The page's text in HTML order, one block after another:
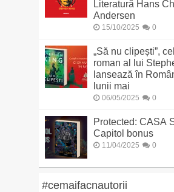
Literatură Hans
Andersen
15/10/2025 0
„Să nu clipești”,
roman al lui
lansează în
lunii mai
06/05/2025 0
Protected: CASA
Capitol bonus
11/04/2025 0
#cemaifacnautorii